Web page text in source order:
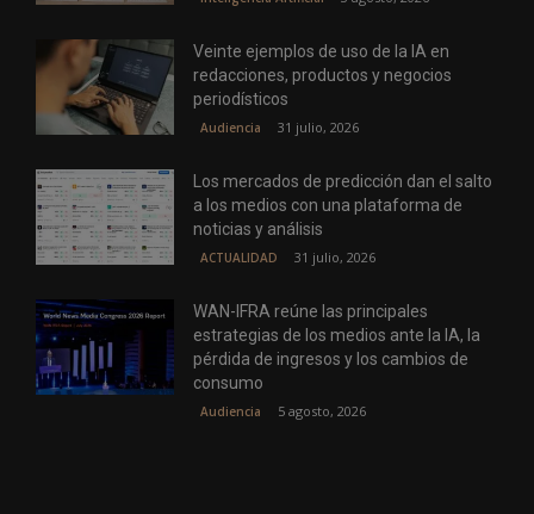
Veinte ejemplos de uso de la IA en
redacciones, productos y negocios
periodísticos
Audiencia 31 julio, 2026
Los mercados de predicción dan el salto
a los medios con una plataforma de
noticias y análisis
ACTUALIDAD 31 julio, 2026
WAN-IFRA reúne las principales
estrategias de los medios ante la IA, la
pérdida de ingresos y los cambios de
consumo
Audiencia 5 agosto, 2026